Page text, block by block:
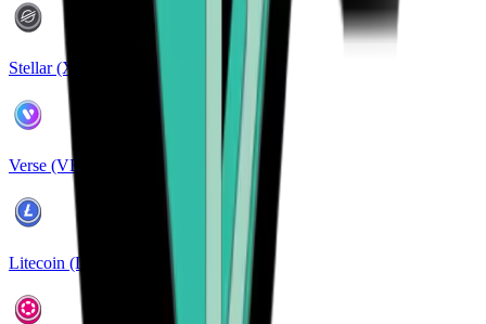
Stellar (XLM)
Verse (VERSE)
Litecoin (LTC)